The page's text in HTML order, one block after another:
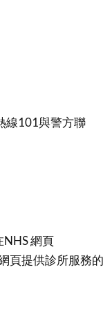
線101與警方聯
網頁
頁提供診所服務的